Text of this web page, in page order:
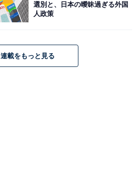
選別と、日本の曖昧過ぎる外国
人政策
連載をもっと見る